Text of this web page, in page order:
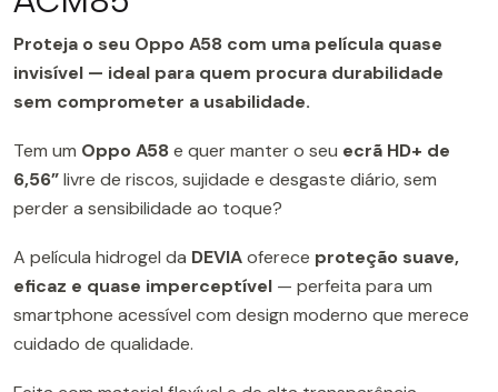
Proteja o seu Oppo A58 com uma película quase
invisível — ideal para quem procura durabilidade
sem comprometer a usabilidade.
Tem um Oppo A58e quer manter o seu ecrã HD+ de
6,56”livre de riscos, sujidade e desgaste diário, sem
perder a sensibilidade ao toque?
A película hidrogel da DEVIAoferece proteção suave,
eficaz e quase imperceptível — perfeita para um
smartphone acessível com design moderno que merece
cuidado de qualidade.